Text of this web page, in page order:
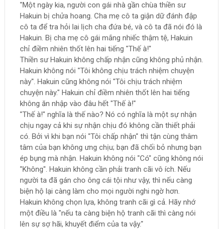
"Một ngày kia, người con gái nhà gần chùa thiền sư
Hakuin bị chửa hoang. Cha mẹ cô ta giận dữ đánh đập
cô ta để tra hỏi lai lịch cha đứa bé, và cô ta đã nói đó là
Hakuin. Bị cha mẹ cô gái mắng nhiếc thậm tệ, Hakuin
chỉ điềm nhiên thốt lên hai tiếng "Thế à!"
Thiền sư Hakuin không chấp nhận cũng không phủ nhận.
Hakuin không nói "Tôi không chịu trách nhiệm chuyện
này". Hakuin cũng không nói "Tôi chịu trách nhiệm
chuyện này." Hakuin chỉ điềm nhiên thốt lên hai tiếng
không ăn nhập vào đâu hết "Thế à!"
"Thế à!" nghĩa là thế nào? Nó có nghĩa là một sự nhận
chịu ngay cả khi sự nhận chịu đó không cần thiết phải
có. Bởi vì khi bạn nói "Tôi chấp nhận" thì tận cùng thâm
tâm của bạn không ưng chịu; bạn đã chối bỏ nhưng bạn
ép bụng mà nhận. Hakuin không nói "Có" cũng không nói
"Không". Hakuin không cần phải tranh cãi vô ích. Nếu
người ta đã gán cho ông cái tội như vậy, thì nếu càng
biện hộ lại càng làm cho mọi người nghi ngờ hơn.
Hakuin không chọn lựa, không tranh cãi gì cả. Hãy nhớ
một điều là "nếu ta càng biện hộ tranh cãi thì càng nói
lên sự sợ hãi, khuyết điểm của ta vậy."